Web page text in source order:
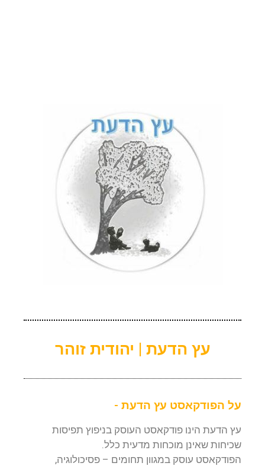
עץ הדעת | יהודית זוהר
על הפודקאסט עץ הדעת -
עץ הדעת הינו פודקאסט העוסק בניפוץ תפיסות
שכיחות שאינן מוכחות מדעית כלל.
הפודקאסט עוסק במגוון תחומים – פסיכולוגיה,